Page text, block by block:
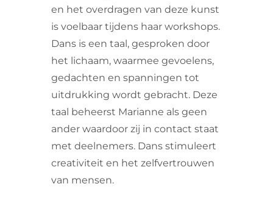
en het overdragen van deze kunst
is voelbaar tijdens haar workshops.
Dans is een taal, gesproken door
het lichaam, waarmee gevoelens,
gedachten en spanningen tot
uitdrukking wordt gebracht. Deze
taal beheerst Marianne als geen
ander waardoor zij in contact staat
met deelnemers. Dans stimuleert
creativiteit en het zelfvertrouwen
van mensen.